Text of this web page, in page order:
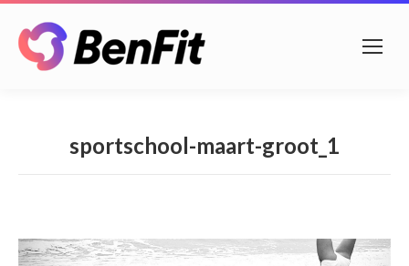
sportschool-maart-groot_1